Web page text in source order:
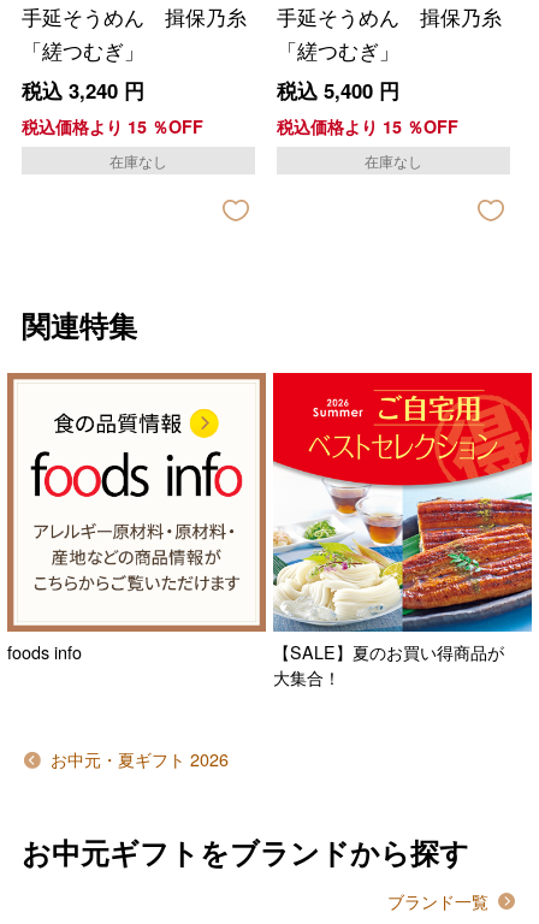
手延そうめん 揖保乃糸
「縒つむぎ」
税込 3,240円
税込価格より 15％OFF
在庫なし
手延そうめん 揖保乃糸
「縒つむぎ」
税込 5,400円
税込価格より 15％OFF
在庫なし
関連特集
foods info
【SALE】夏のお買い得商品が
大集合！
お中元・夏ギフト 2026
お中元ギフトをブランドから探す
ブランド一覧